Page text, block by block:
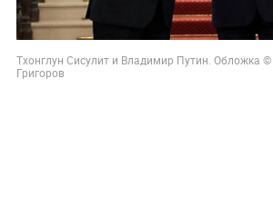
Тхонглун Сисулит и Владимир Путин. Обложка
Григоров